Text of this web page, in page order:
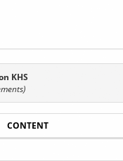
KHS
CONTENT